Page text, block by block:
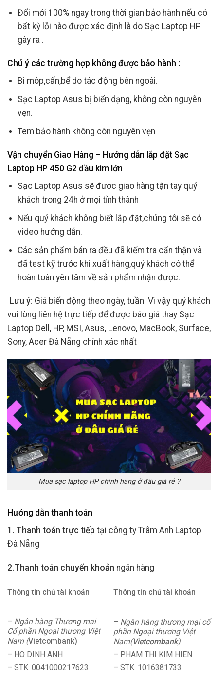
Đổi mới 100% ngay trong thời gian bảo hành nếu có
bất kỳ lỗi nào được xác định là do Sạc Laptop HP
gây ra .
Chú ý các trường hợp không được bảo hành :
Bi móp,cấn,bể do tác động bên ngoài.
Sạc Laptop Asus bị biến dạng, không còn nguyên
vẹn.
Tem bảo hành không còn nguyên vẹn
Vận chuyển Giao Hàng – Hướng dẫn lắp đặt Sạc
Laptop HP 450 G2 đầu kim lớn
Sạc Laptop Asus sẽ được giao hàng tận tay quý
khách trong 24h ở mọi tỉnh thành
Nếu quý khách không biết lắp đặt,chúng tôi sẽ có
video hướng dẫn.
Các sản phẩm bán ra đều đã kiểm tra cẩn thận và
đã test kỹ trước khi xuất hàng,quý khách có thể
hoàn toàn yên tâm về sản phẩm nhận được.
Lưu ý: Giá biến động theo ngày, tuần. Vì vậy quý khách
vui lòng liên hệ trực tiếp để được báo giá thay Sạc
Laptop Dell, HP, MSI, Asus, Lenovo, MacBook, Surface,
Sony, Acer Đà Nẵng chính xác nhất
Mua sạc laptop HP chính hãng ở đâu giá rẻ ?
Hướng dẫn thanh toán
1. Thanh toán trực tiếp tại công ty Trâm Anh Laptop
Đà Nẵng
2.Thanh toán chuyển khoản ngân hàng
Thông tin chủ tài khoản Thông tin chủ tài khoản
– Ngân hàng Thương mại
Cổ phần Ngoại thương Việt
Nam (Vietcombank)
– HO DINH ANH
– STK: 0041000217623
– Ngân hàng thương mại cổ
phần Ngoại thương Việt
Nam(Vietcombank)
– PHAM THI KIM HIEN
– STK: 1016381733